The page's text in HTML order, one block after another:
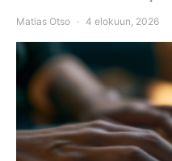
Matias Otso 4 elokuun, 2026